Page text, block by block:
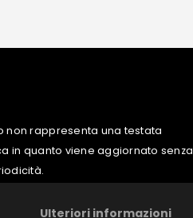
Ulteriori informazioni
non rappresenta una testata
in quanto viene aggiornato senza